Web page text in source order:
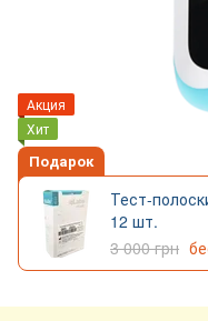
Акция
Хит
Подарок
Тест-
12 шт.
3 000 грн